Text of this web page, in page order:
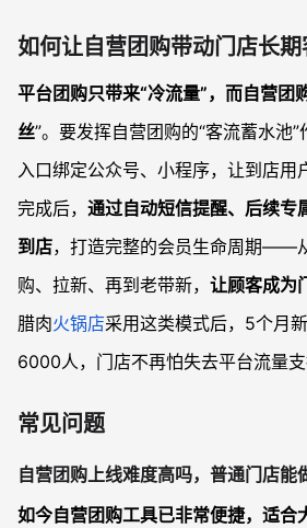
如何让自营团购带动门店长期
平台团购只带来“冷流量”，而自营团
丝”。要发挥自营团购的“客流蓄水池
入口绑定公众号、小程序，让到店用
完成后， 通过自动短信提醒、后续专
到店，打造完整的会员生命周期——
购、拉新、再到老带新， 让顾客成为
腊肉火锅店采用这类模式后，5个月
6000人，门店不再怕失去平台流量支
常见问题
自营团购上线难度高吗，普通门店能
如今自营团购工具已非常便捷，适合